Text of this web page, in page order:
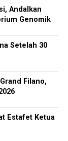
Andalkan
Genomik
Setelah 30
Filano,
Estafet Ketua